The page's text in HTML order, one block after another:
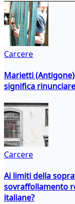
Carcere
Marietti
significa
Carcere
Ai limiti della
sovraffollamento
italiane?